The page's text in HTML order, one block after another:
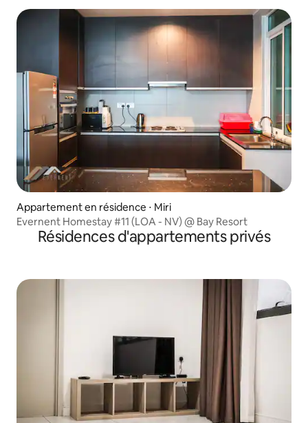
Appartement en résidence ⋅ Miri
Evernent Homestay #11 (LOA - NV) @ Bay Resort
Résidences d'appartements privés